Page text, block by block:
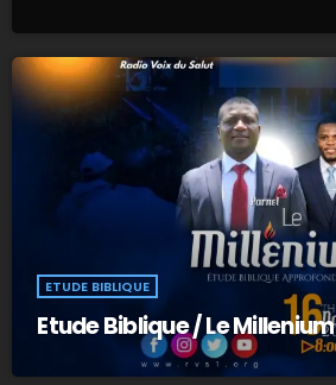
ETUDE BIBLIQUE
Etude Biblique / Le Millenium